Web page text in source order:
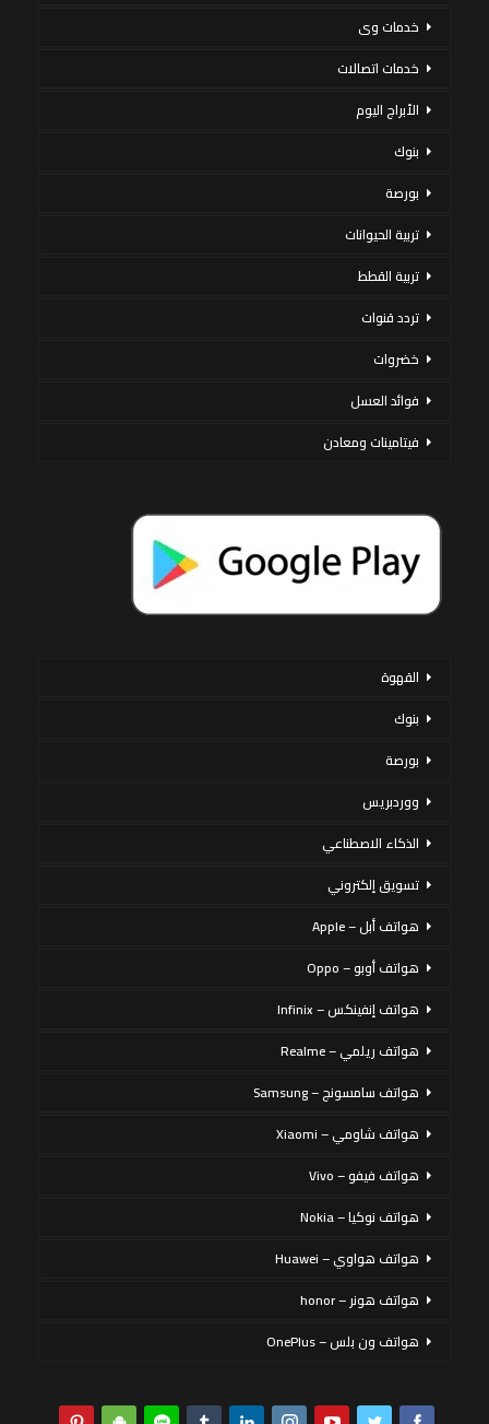
خدمات وى
خدمات اتصالات
الأبراج اليوم
بنوك
بورصة
تربية الحيوانات
تربية القطط
تردد قنوات
خضروات
فوائد العسل
فيتامينات ومعادن
القهوة
بنوك
بورصة
ووردبريس
الذكاء الاصطناعي
تسويق إلكتروني
هواتف أبل – Apple
هواتف أوبو – Oppo
هواتف إنفينكس – Infinix
هواتف ريلمي – Realme
هواتف سامسونج – Samsung
هواتف شاومي – Xiaomi
هواتف فيفو – Vivo
هواتف نوكيا – Nokia
هواتف هواوي – Huawei
هواتف هونر – honor
هواتف ون بلس – OnePlus